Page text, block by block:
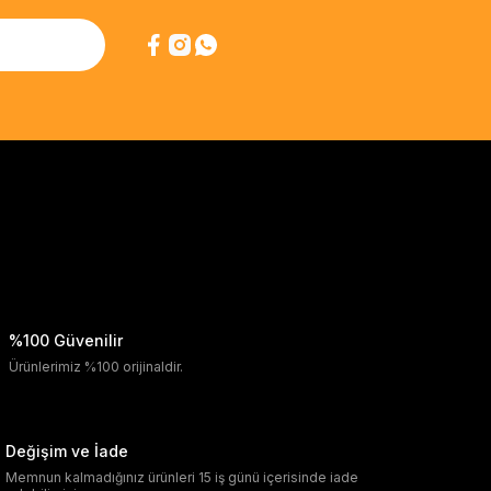
%100 Güvenilir
Ürünlerimiz %100 orijinaldir.
Değişim ve İade
Memnun kalmadığınız ürünleri 15 iş günü içerisinde iade